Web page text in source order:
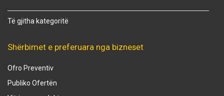
Të gjitha kategoritë
Shërbimet e preferuara nga bizneset
Ofro Preventiv
Publiko Ofertën